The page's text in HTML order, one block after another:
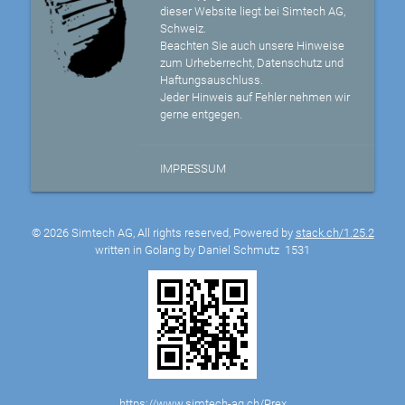
dieser Website liegt bei Simtech AG,
Schweiz.
Beachten Sie auch unsere Hinweise
zum Urheberrecht, Datenschutz und
Haftungsauschluss.
Jeder Hinweis auf Fehler nehmen wir
gerne entgegen.
IMPRESSUM
© 2026 Simtech AG, All rights reserved, Powered by stack.ch/1.25.2
written in Golang by Daniel Schmutz 1531